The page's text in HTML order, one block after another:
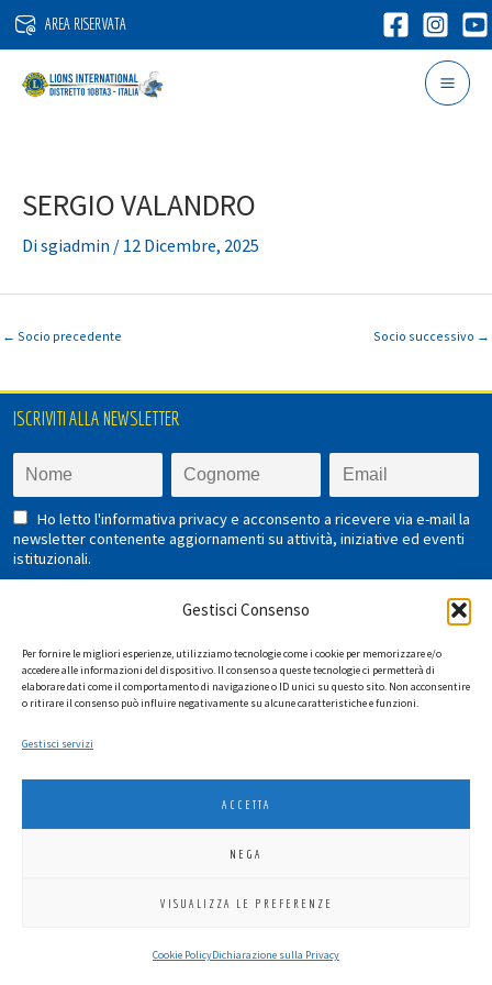
Gestisci Consenso
Per fornire le migliori esperienze, utilizziamo tecnologie come i cookie per memorizzare e/o
accedere alle informazioni del dispositivo. Il consenso a queste tecnologie ci permetterà di
elaborare dati come il comportamento di navigazione o ID unici su questo sito. Non acconsentire
o ritirare il consenso può influire negativamente su alcune caratteristiche e funzioni.
Gestisci servizi
ACCETTA
NEGA
VISUALIZZA LE PREFERENZE
Cookie PolicyDichiarazione sulla Privacy
Vai
contenuto
AREA RISERVATA
SERGIO VALANDRO
Disgiadmin / 12 Dicembre, 2025
← Socio precedente Socio successivo →
ISCRIVITI ALLA NEWSLETTER
Ho letto l'informativa privacy e acconsento a ricevere via e-mail la
newsletter contenente aggiornamenti su attività, iniziative ed eventi
istituzionali.
2026SGI LAB SRL